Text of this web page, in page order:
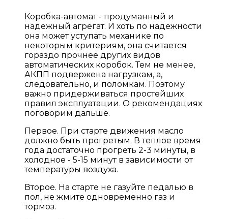
Коробка-автомат - продуманный и
надежный агрегат. И хоть по надежности
она может уступать механике по
некоторым критериям, она считается
гораздо прочнее других видов
автоматических коробок. Тем не менее,
АКПП подвержена нагрузкам, а,
следовательно, и поломкам. Поэтому
важно придерживаться простейших
правил эксплуатации. О рекомендациях
поговорим дальше.
Первое. При старте движения масло
должно быть прогретым. В теплое время
года достаточно прогреть 2-3 минуты, в
холодное - 5-15 минут в зависимости от
температуры воздуха.
Второе. На старте не газуйте педалью в
пол, не жмите одновременно газ и
тормоз.